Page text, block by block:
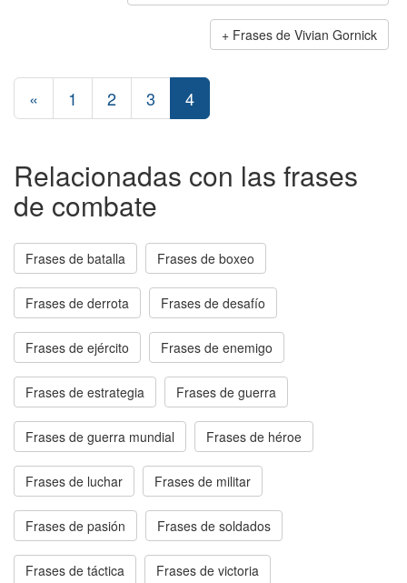
Frases de Vivian Gornick
« 1 2 3 4
Relacionadas con las frases
de combate
Frases de batalla Frases de boxeo
Frases de derrota Frases de desafío
Frases de ejército Frases de enemigo
Frases de estrategia Frases de guerra
Frases de guerra mundial Frases de héroe
Frases de luchar Frases de militar
Frases de pasión Frases de soldados
Frases de táctica Frases de victoria